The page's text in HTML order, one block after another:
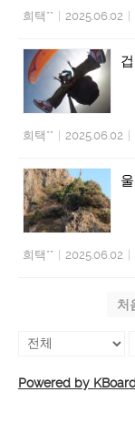
희택** 2025.06.02
희택** 2025.06.02
희택** 2025.06.02
처
Powered by